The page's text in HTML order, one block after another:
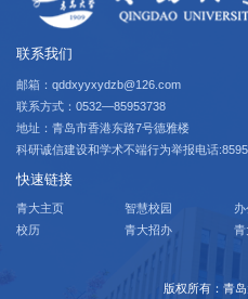
联系我们
邮箱：qddxyyxydzb@126.com
联系方式：0532—85953738
地址：青岛市香港东路7号德雅楼
科研诚信建设和学术不端行为举报电话
快速链接
青大主页 智慧校园
校历
青大招办 青
版权所有：青